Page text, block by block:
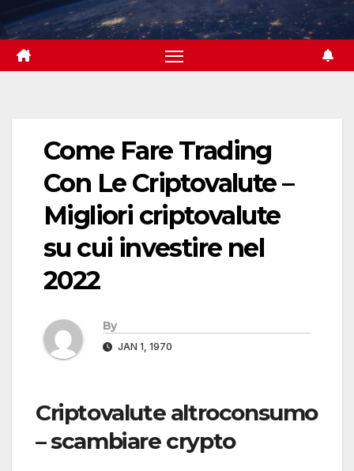
to
content
Come Fare Trading
Con Le Criptovalute –
Migliori criptovalute
su cui investire nel
2022
By
JAN 1, 1970
Criptovalute altroconsumo
– scambiare crypto